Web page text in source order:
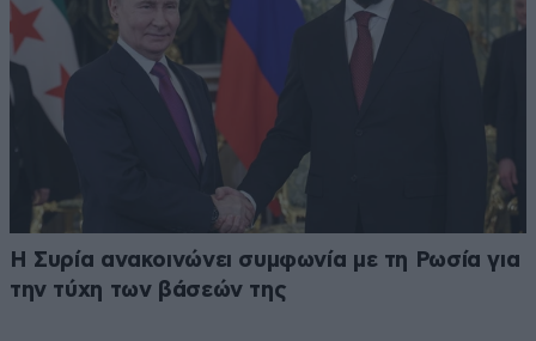
Η Συρία ανακοινώνει συμφωνία με τη Ρωσία για
την τύχη των βάσεών της